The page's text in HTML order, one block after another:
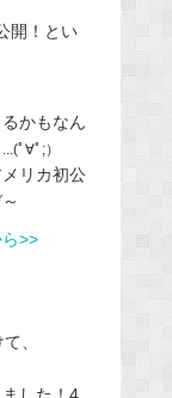
開！とい
かもなん
ﾟ∀ﾟ;）
リカ初公
>>
、